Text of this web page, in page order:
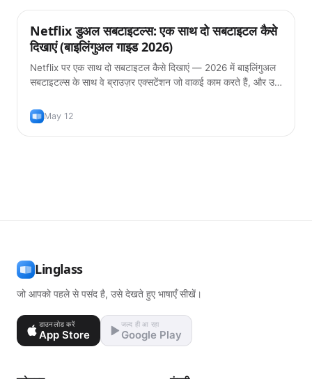
टिप्स
Netflix डुअल सबटाइटल्स: एक साथ दो सबटाइटल कैसे
दिखाएं (बाइलिंगुअल गाइड 2026)
Netflix पर एक साथ दो सबटाइटल कैसे दिखाएं — 2026 में बाइलिंगुअल
सबटाइटल्स के साथ वे ब्राउज़र एक्सटेंशन जो वाकई काम करते हैं, और उन्हें
May 12
Linglass
जो आपको पहले से पसंद है, उसे देखते हुए भाषाएँ सीखें।
डाउनलोड करें
App Store
जल्द ही आ रहा
Google Play